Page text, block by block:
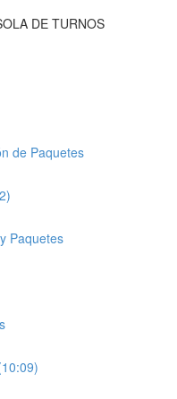
DE TURNOS
de Paquetes
Paquetes